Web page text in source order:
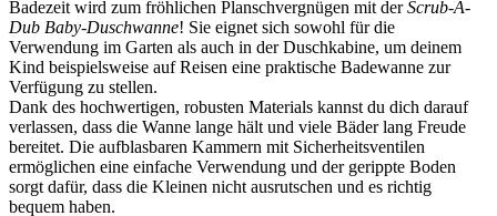
Badezeit wird zum fröhlichen Planschvergnügen mit derScrub-A-
Dub Baby-Duschwanne! Sie eignet sich sowohl für die
Verwendung im Garten als auch in der Duschkabine, um deinem
Kind beispielsweise auf Reisen eine praktische Badewanne zur
Verfügung zu stellen.
Dank des hochwertigen, robusten Materials kannst du dich darauf
verlassen, dass die Wanne lange hält und viele Bäder lang Freude
bereitet. Die aufblasbaren Kammern mit Sicherheitsventilen
ermöglichen eine einfache Verwendung und der gerippte Boden
sorgt dafür, dass die Kleinen nicht ausrutschen und es richtig
bequem haben.